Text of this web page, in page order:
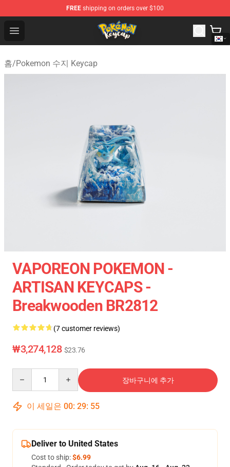
FREE shipping on orders over $100
Open menu
Pokemon Keycap Shop - The Best Store of Pokemon
홈/Pokemon 수지 Keycap
VAPOREON POKEMON -
ARTISAN KEYCAPS -
Breakwooden BR2812
(7 customer reviews)
₩3,274,128 $23.76
장바구니에 추가
이 세일은 00: 29: 54
Deliver to United States
Cost to ship:$6.99